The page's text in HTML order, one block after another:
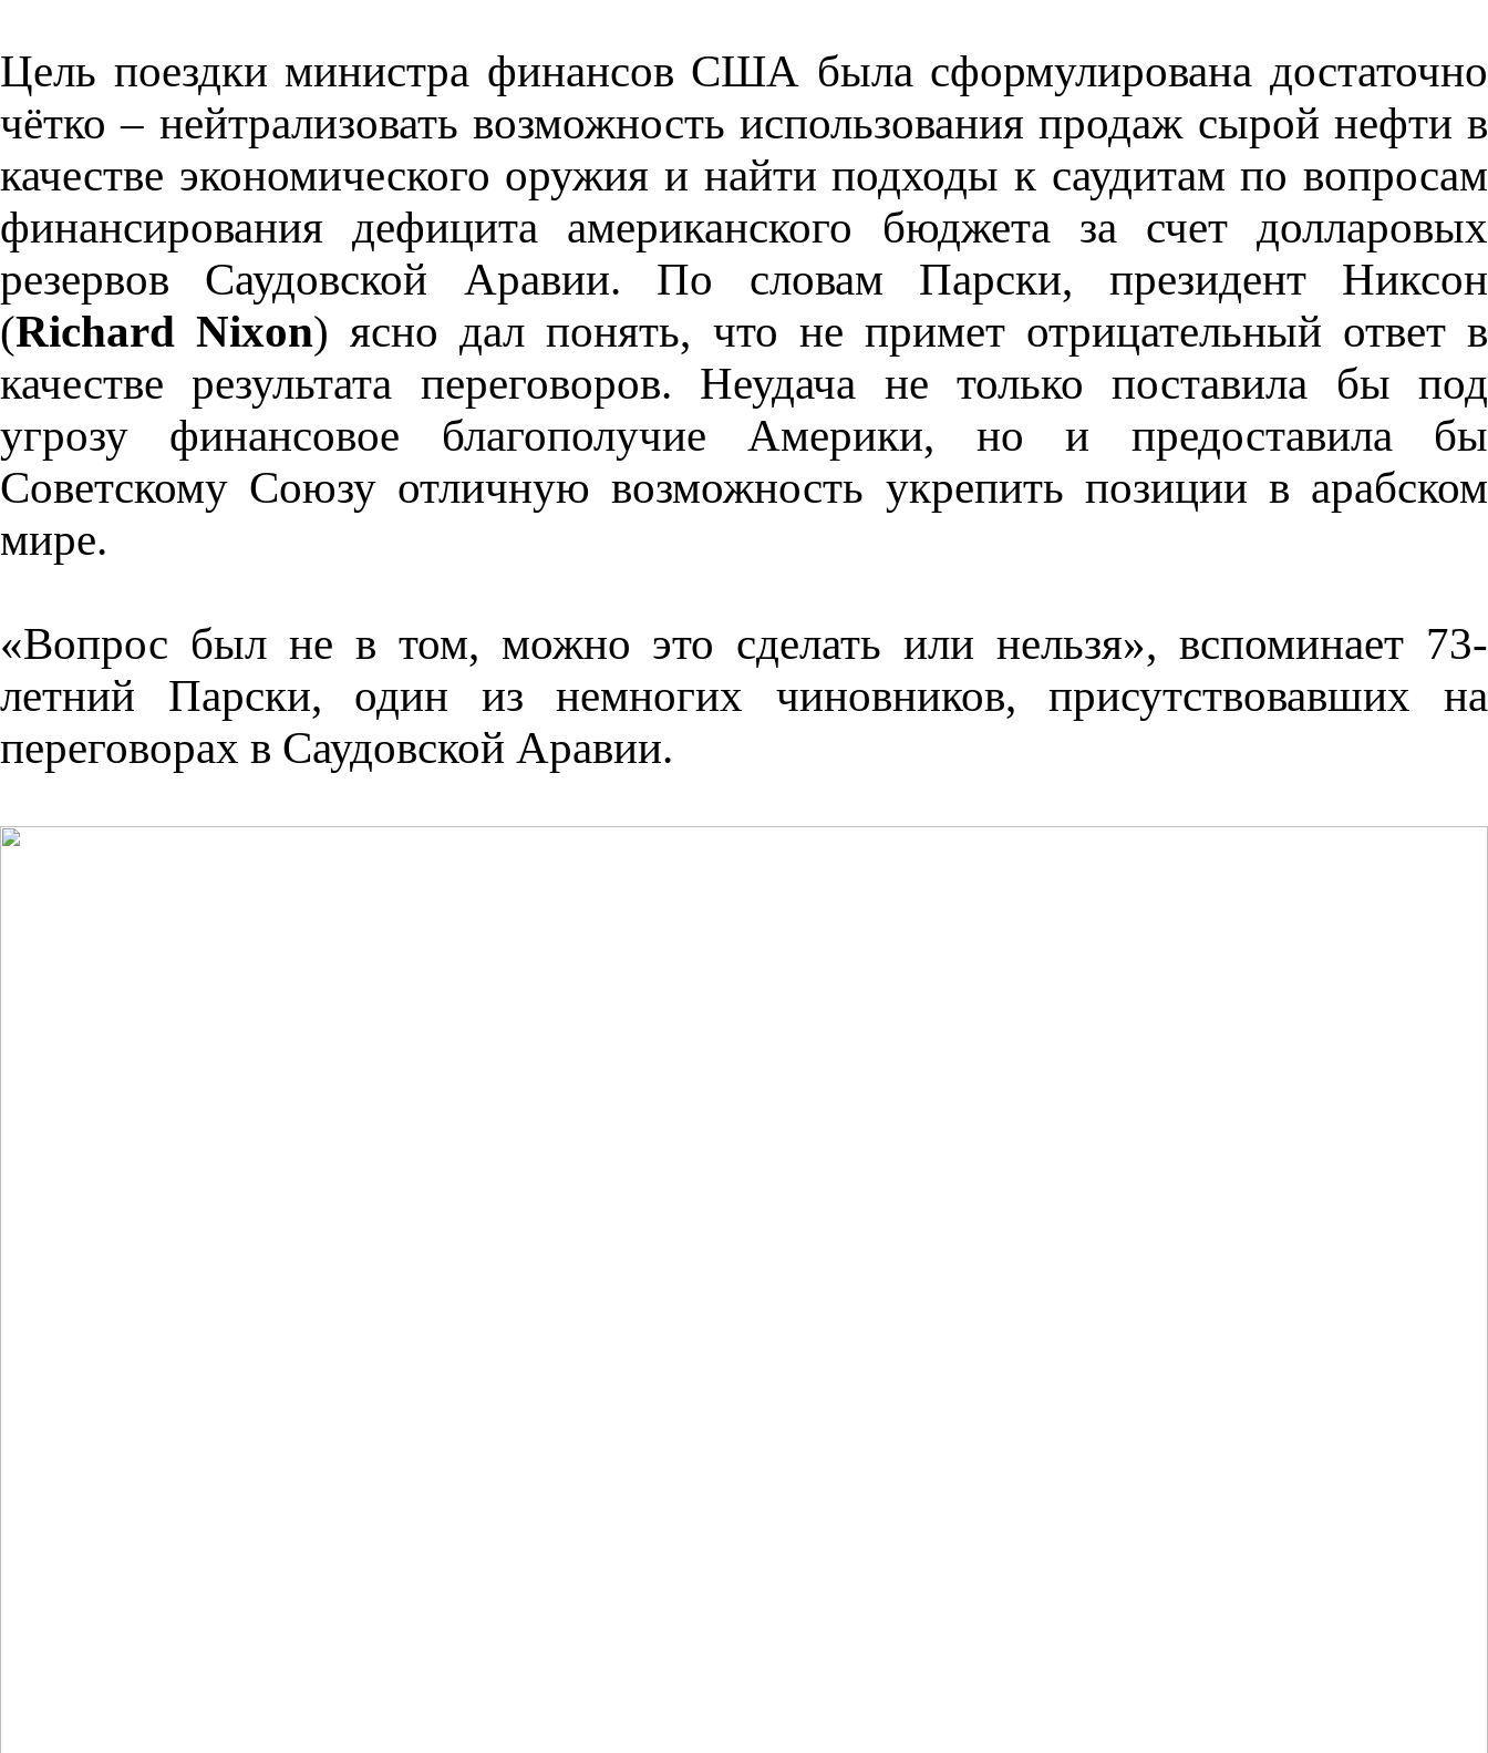
Цель поездки министра финансов США была сформулирована достаточно
чётко – нейтрализовать возможность использования продаж сырой нефти в
качестве экономического оружия и найти подходы к саудитам по вопросам
финансирования дефицита американского бюджета за счет долларовых
резервов Саудовской Аравии. По словам Парски, президент Никсон
(Richard Nixon) ясно дал понять, что не примет отрицательный ответ в
качестве результата переговоров. Неудача не только поставила бы под
угрозу финансовое благополучие Америки, но и предоставила бы
Советскому Союзу отличную возможность укрепить позиции в арабском
мире.
«Вопрос был не в том, можно это сделать или нельзя», вспоминает 73-
летний Парски, один из немногих чиновников, присутствовавших на
переговорах в Саудовской Аравии.